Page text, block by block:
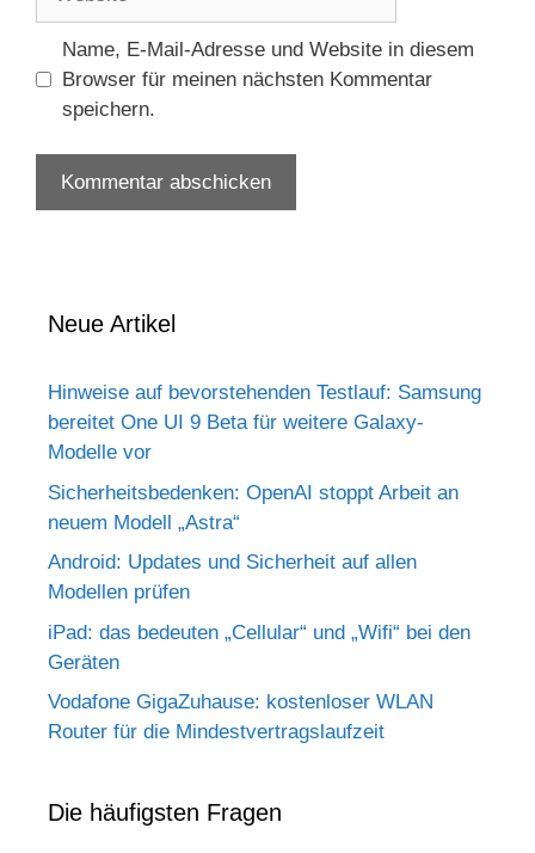
Name, E-Mail-Adresse und Website in diesem
Browser für meinen nächsten Kommentar
speichern.
Neue Artikel
Hinweise auf bevorstehenden Testlauf: Samsung
bereitet One UI 9 Beta für weitere Galaxy-
Modelle vor
Sicherheitsbedenken: OpenAI stoppt Arbeit an
neuem Modell „Astra“
Android: Updates und Sicherheit auf allen
Modellen prüfen
iPad: das bedeuten „Cellular“ und „Wifi“ bei den
Geräten
Vodafone GigaZuhause: kostenloser WLAN
Router für die Mindestvertragslaufzeit
Die häufigsten Fragen